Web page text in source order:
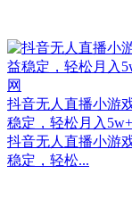
抖音无人直播小游
稳定，轻松月入
抖音无人直播小游
稳定，轻松...